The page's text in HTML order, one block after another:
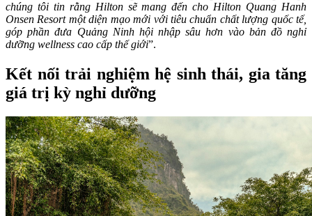
chúng tôi tin rằng Hilton sẽ mang đến cho Hilton Quang Hanh
Onsen Resort một diện mạo mới với tiêu chuẩn chất lượng quốc tế,
góp phần đưa Quảng Ninh hội nhập sâu hơn vào bản đồ nghỉ
dưỡng wellness cao cấp thế giới”.
Kết nối trải nghiệm hệ sinh thái, gia tăng
giá trị kỳ nghỉ dưỡng